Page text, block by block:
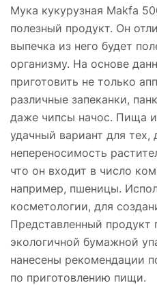
Мука кукурузная Makfa
полезный продукт. Он
выпечка из него будет
организму. На основе
приготовить не только
различные запеканки,
даже чипсы начос. Пища
удачный вариант для тех,
непереносимость
что он входит в число
например, пшеницы.
косметологии, для
Представленный продукт
экологичной бумажной
нанесены рекомендации
по приготовлению пищи.